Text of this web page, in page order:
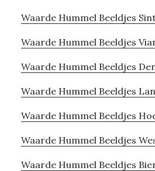
Waarde Hummel Beeldjes
Waarde Hummel Beeldjes
Waarde Hummel Beeldjes
Waarde Hummel Beeldjes
Waarde Hummel Beeldjes
Waarde Hummel Beeldjes
Waarde Hummel Beeldjes